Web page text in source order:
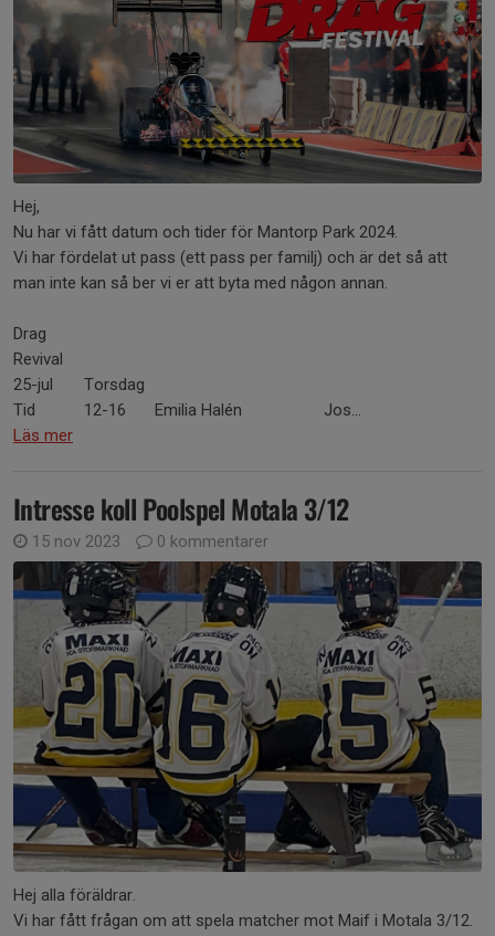
Hej,
Nu har vi fått datum och tider för Mantorp Park 2024.
Vi har fördelat ut pass (ett pass per familj) och är det så att
man inte kan så ber vi er att byta med någon annan.
Drag
Revival
25-jul
Torsdag
Tid
12-16 Emilia Halén
Jos...
Läs mer
Intresse koll Poolspel Motala 3/12
15 nov 2023 0 kommentarer
Hej alla föräldrar.
Vi har fått frågan om att spela matcher mot Maif i Motala 3/12.